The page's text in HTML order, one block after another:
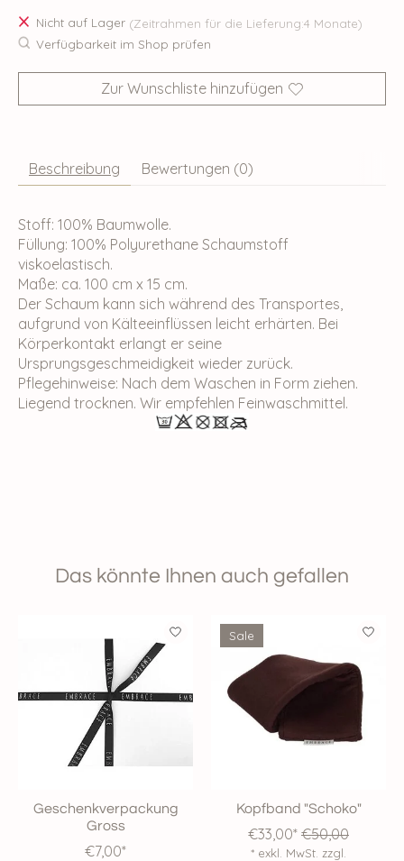
Nicht auf Lager (Zeitrahmen für die Lieferung:4 Monate)
Verfügbarkeit im Shop prüfen
Zur Wunschliste hinzufügen
Beschreibung Bewertungen (0)
Stoff: 100% Baumwolle.
Füllung: 100% Polyurethane Schaumstoff
viskoelastisch.
Maße: ca. 100 cm x 15 cm.
Der Schaum kann sich während des Transportes,
aufgrund von Kälteeinflüssen leicht erhärten. Bei
Körperkontakt erlangt er seine
Ursprungsgeschmeidigkeit wieder zurück.
Pflegehinweise: Nach dem Waschen in Form ziehen.
Liegend trocknen. Wir empfehlen Feinwaschmittel.
Das könnte Ihnen auch gefallen
Produkt-Karussell-Artikel
Geschenkverpackung
Gross
€7,00*
Sale
Kopfband "Schoko"
€33,00* €50,00
* exkl. MwSt. zzgl.